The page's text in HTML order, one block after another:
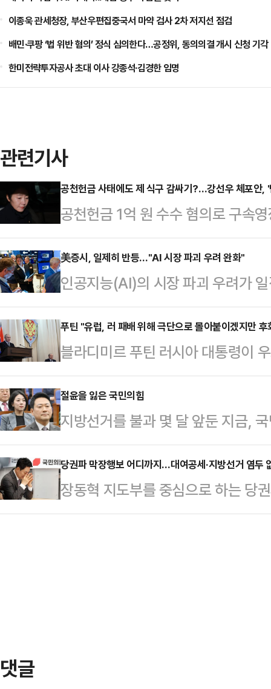
이종욱 관세청장, 부산우편집중국서 마약 검사 2차 저지선 점검
배민·쿠팡 ‘법 위반 혐의’ 정식 심의한다…공정위, 동의의결 개시 신청 기각
한미전략투자공사 초대 이사 강종석·김경한 임명
관련기사
공천헌금 사태에도 제 식구 감싸기?…강선우 체포안,
공천헌금 1억 원 수수 혐의로 구속
체포동의안이 가결됐다. 탈당했지
을 감안하면 사실상 여당도 등을
서 발생한 것으로 추측되면서, '제
결을 염두에 둔 동정표가 생각보다
의를 열어 강 의원에 대한 체포동
263명 출석에 찬성 164명, 반대
체포…
美증시, 일제히 반등…"AI 시장 파괴 우려 완화"
인공지능(AI)의 시장 파괴 우려가
성공했다.뉴욕타임스(NYT)에 따
산업평균지수는 24일(현지시간)
른 4만 9174.81에 장을 마쳤다. 대
500지수는 52.36 포인트(0.77%)
닥 종합지수는 236.41(1.04%)포
마감했다.이날 미국 반도체 회사
푸틴 "유럽, 러 패배 위해 극단으로 몰아붙이겠지만 후
블라디미르 푸틴 러시아 대통령이
간) “러시아 패배를 원하는 진영은
타스통신에 따르면 푸틴 대통령은
연설을 통해 “그들은 러시아에 전
원하지만 결국엔 실패할 것”이라며
회할 것”이라고 말했다.그는 영국
려 한다는 러 대외정보국(SVR)의
다른 수단을 동원하려고…
절윤을 잃은 국민의힘
지방선거를 불과 몇 달 앞둔 지금,
다 강성 지지층의 눈치를 먼저 보는
론조사에서도 여당이 40% 안팎의
중반에 머무는 구도가 고착화되고
결과가 반복되고 있다.​​정치는 결국
당권파 막장행보 어디까지…대여공세·지방선거 염두
장동혁 지도부를 중심으로 하는 당
될 조짐에 국민의힘 내부의 한숨이
댓글